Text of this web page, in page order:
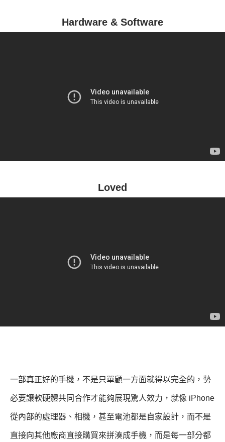
Hardware & Software
Loved
一部真正好的手機，不是只單顧一方面就得以完全的，勢
必要讓軟硬體共同合作才能夠展現驚人效力，就像 iPhone
從內部的處理器、相機，甚至電池都是自家設計，而不是
直接向其他廠商直接購買來拼湊成手機，而是每一部分都